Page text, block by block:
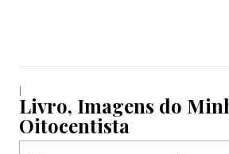
|
Livro, Imagens do
Oitocentista